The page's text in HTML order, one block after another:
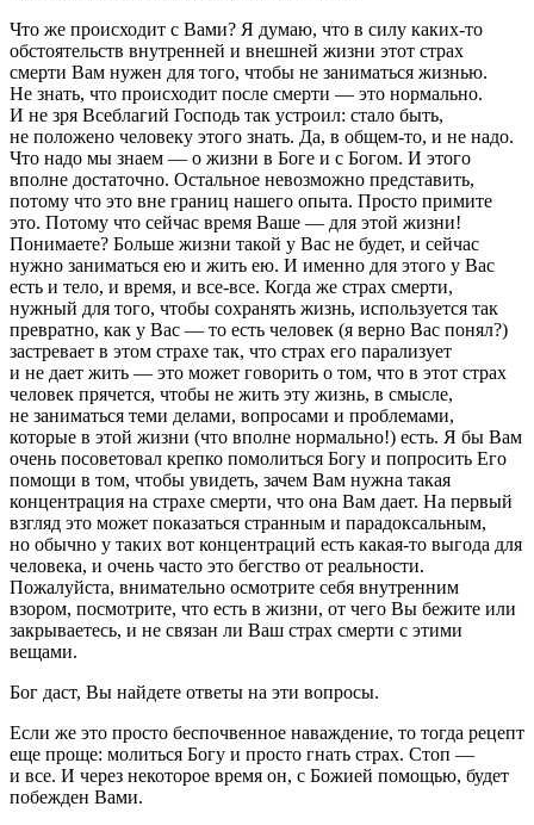
Что же происходит с Вами? Я думаю, что в силу каких-то
обстоятельств внутренней и внешней жизни этот страх
смерти Вам нужен для того, чтобы не заниматься жизнью.
Не знать, что происходит после смерти — это нормально.
И не зря Всеблагий Господь так устроил: стало быть,
не положено человеку этого знать. Да, в общем-то, и не надо.
Что надо мы знаем — о жизни в Боге и с Богом. И этого
вполне достаточно. Остальное невозможно представить,
потому что это вне границ нашего опыта. Просто примите
это. Потому что сейчас время Ваше — для этой жизни!
Понимаете? Больше жизни такой у Вас не будет, и сейчас
нужно заниматься ею и жить ею. И именно для этого у Вас
есть и тело, и время, и все-все. Когда же страх смерти,
нужный для того, чтобы сохранять жизнь, используется так
превратно, как у Вас — то есть человек (я верно Вас понял?)
застревает в этом страхе так, что страх его парализует
и не дает жить — это может говорить о том, что в этот страх
человек прячется, чтобы не жить эту жизнь, в смысле,
не заниматься теми делами, вопросами и проблемами,
которые в этой жизни (что вполне нормально!) есть. Я бы Вам
очень посоветовал крепко помолиться Богу и попросить Его
помощи в том, чтобы увидеть, зачем Вам нужна такая
концентрация на страхе смерти, что она Вам дает. На первый
взгляд это может показаться странным и парадоксальным,
но обычно у таких вот концентраций есть какая-то выгода для
человека, и очень часто это бегство от реальности.
Пожалуйста, внимательно осмотрите себя внутренним
взором, посмотрите, что есть в жизни, от чего Вы бежите или
закрываетесь, и не связан ли Ваш страх смерти с этими
вещами.
Бог даст, Вы найдете ответы на эти вопросы.
Если же это просто беспочвенное наваждение, то тогда рецепт
еще проще: молиться Богу и просто гнать страх. Стоп —
и все. И через некоторое время он, с Божией помощью, будет
побежден Вами.